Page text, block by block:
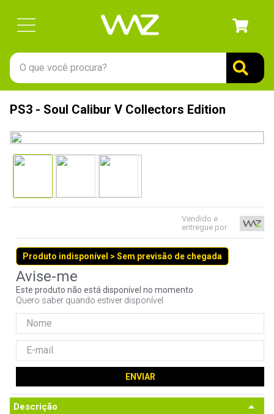
O que você procura?
PS3 - Soul Calibur V Collectors Edition
Vendido e
entregue por
Produto indisponível > Sem previsão de chegada
Este produto não está disponível no momento
Quero saber quando estiver disponível
ENVIAR
Descrição
1
gabinete
3º
ssd
5º
openbox
7º
jonsbo
8º
controle
9º
noctua
fractal